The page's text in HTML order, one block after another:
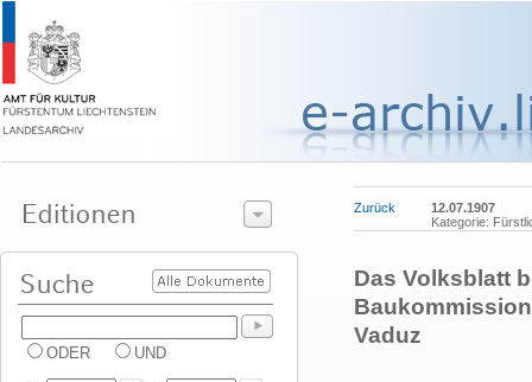
ODER UND
Zurück
12.07.1907
Kategorie:
Das Volksblatt
Vaduz